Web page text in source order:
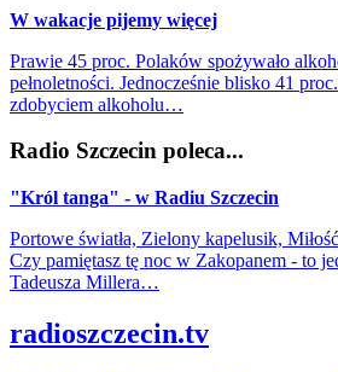
W wakacje pijemy więcej
Prawie 45 proc. Polaków spożywało
pełnoletności. Jednocześnie blisko 41
zdobyciem alkoholu…
Radio Szczecin poleca...
"Król tanga" - w Radiu Szczecin
Portowe światła, Zielony kapelusik,
Czy pamiętasz tę noc w Zakopanem - to
Tadeusza Millera…
radioszczecin.tv